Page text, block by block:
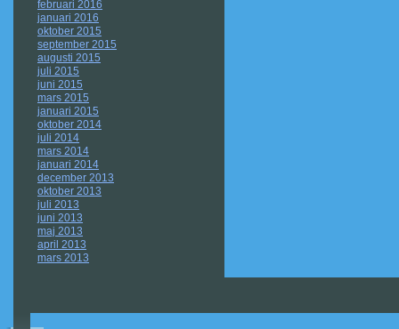
februari 2016
januari 2016
oktober 2015
september 2015
augusti 2015
juli 2015
juni 2015
mars 2015
januari 2015
oktober 2014
juli 2014
mars 2014
januari 2014
december 2013
oktober 2013
juli 2013
juni 2013
maj 2013
april 2013
mars 2013